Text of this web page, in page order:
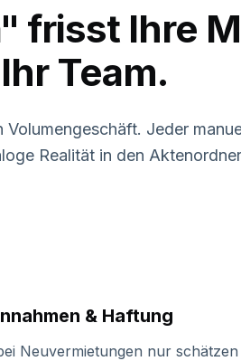
frisst Ihre
Team.
Volumengeschäft. Jeder
Realität in den
& Haftung
Neuvermietungen nur schätzen